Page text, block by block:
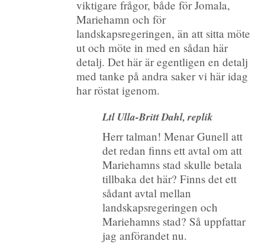
viktigare frågor, både för Jomala,
Mariehamn och för
landskapsregeringen, än att sitta möte
ut och möte in med en sådan här
detalj. Det här är egentligen en detalj
med tanke på andra saker vi här idag
har röstat igenom.
Ltl Ulla-Britt Dahl, replik
Herr talman! Menar Gunell att
det redan finns ett avtal om att
Mariehamns stad skulle betala
tillbaka det här? Finns det ett
sådant avtal mellan
landskapsregeringen och
Mariehamns stad? Så uppfattar
jag anförandet nu.